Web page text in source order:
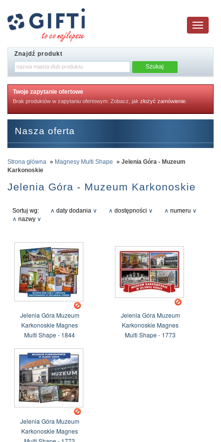
Toggle
navigation
Znajdź produkt
Twoje zapytanie ofertowe
Brak produktów w zapytaniu ofertowym. Zobacz, jak złożyć zamówienie
Nasza oferta
Strona główna » Magnesy Multi Shape » Jelenia Góra - Muzeum
Karkonoskie
Jelenia Góra - Muzeum Karkonoskie
Sortuj wg: ∧ daty dodania ∨ ∧ dostępności ∨ ∧ numeru ∨
∧ nazwy ∨
Jelenia Góra Muzeum
Karkonoskie Magnes
Multi Shape - 1844
Jelenia Góra Muzeum
Karkonoskie Magnes
Multi Shape - 1773
Jelenia Góra Muzeum
Karkonoskie Magnes